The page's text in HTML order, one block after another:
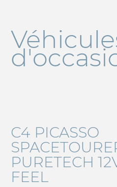
C4 PICASSO
PURETECH
FEEL